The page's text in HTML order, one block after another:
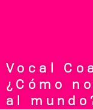
Vocal
¿Cómo
al